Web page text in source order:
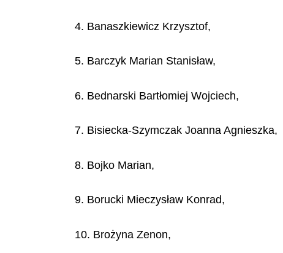
4. Banaszkiewicz Krzysztof,
5. Barczyk Marian Stanisław,
6. Bednarski Bartłomiej Wojciech,
7. Bisiecka-Szymczak Joanna Agnieszka,
8. Bojko Marian,
9. Borucki Mieczysław Konrad,
10. Brożyna Zenon,